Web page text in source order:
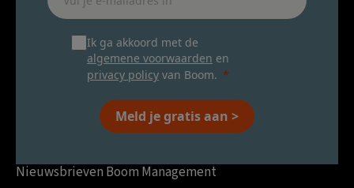
Ik ga akkoord met de
algemene voorwaarden en
privacy policy van Boom.
Meld je gratis aan >
Nieuwsbrieven Boom Management